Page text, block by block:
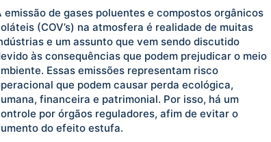
emissão de gases poluentes e compostos orgânicos
(COV’s) na atmosfera é realidade de muitas
e um assunto que vem sendo discutido
às consequências que podem prejudicar o meio
Essas emissões representam risco
que podem causar perda ecológica,
financeira e patrimonial. Por isso, há um
por órgãos reguladores, afim de evitar o
do efeito estufa.